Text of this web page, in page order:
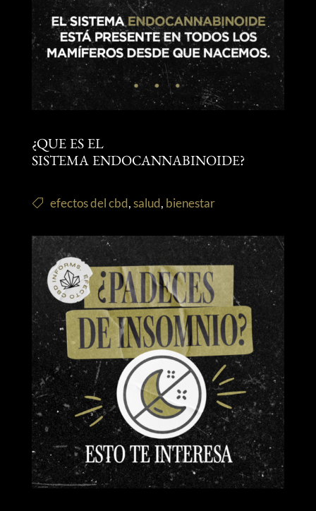
¿QUE ES EL
SISTEMA ENDOCANNABINOIDE?
efectos del cbd,salud, bienestar